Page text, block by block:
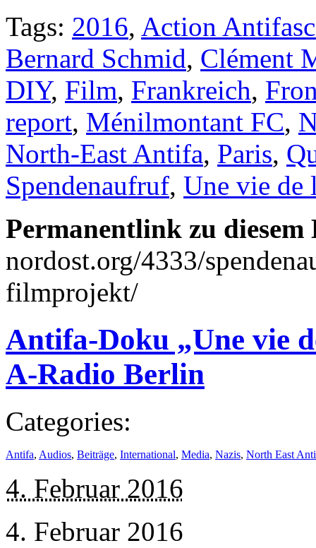
Tags: 2016, Action
Bernard Schmid, Clément
DIY, Film, Frankreich,
report, Ménilmontant FC,
North-East Antifa, Paris,
Spendenaufruf, Une vie de
Permanentlink zu
nordost.org/4333/
filmprojekt/
Antifa-Doku „Une vie
A-Radio Berlin
Categories:
Antifa, Audios, Beiträge, International, Media, Nazis, North East
4. Februar 2016
4. Februar 2016